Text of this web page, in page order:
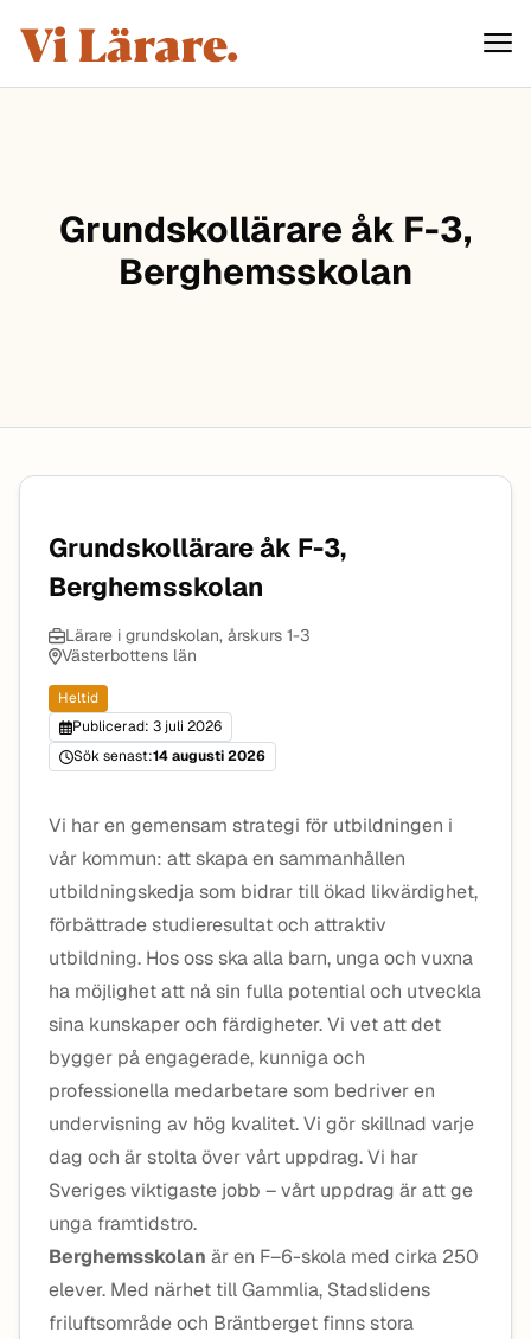
Hoppa till innehåll
ViLärare
Grundskollärare åk F-3,
Berghemsskolan
Grundskollärare åk F-3,
Berghemsskolan
Lärare i grundskolan, årskurs 1-3
Västerbottens län
Heltid
Publicerad: 3 juli 2026
Sök senast:14 augusti 2026
Vi har en gemensam strategi för utbildningen i
vår kommun: att skapa en sammanhållen
utbildningskedja som bidrar till ökad likvärdighet,
förbättrade studieresultat och attraktiv
utbildning. Hos oss ska alla barn, unga och vuxna
ha möjlighet att nå sin fulla potential och utveckla
sina kunskaper och färdigheter. Vi vet att det
bygger på engagerade, kunniga och
professionella medarbetare som bedriver en
undervisning av hög kvalitet. Vi gör skillnad varje
dag och är stolta över vårt uppdrag. Vi har
Sveriges viktigaste jobb – vårt uppdrag är att ge
unga framtidstro.
Berghemsskolan är en F–6-skola med cirka 250
elever. Med närhet till Gammlia, Stadslidens
friluftsområde och Bräntberget finns stora